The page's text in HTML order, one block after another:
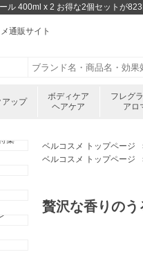
ル 400ml x 2 お得な2個セットが
通販サイト
アップ
ボディケア
ヘアケア
フレグ
アロ
ベルコスメ トップページ
ベルコスメ トップページ
贅沢な香りのう